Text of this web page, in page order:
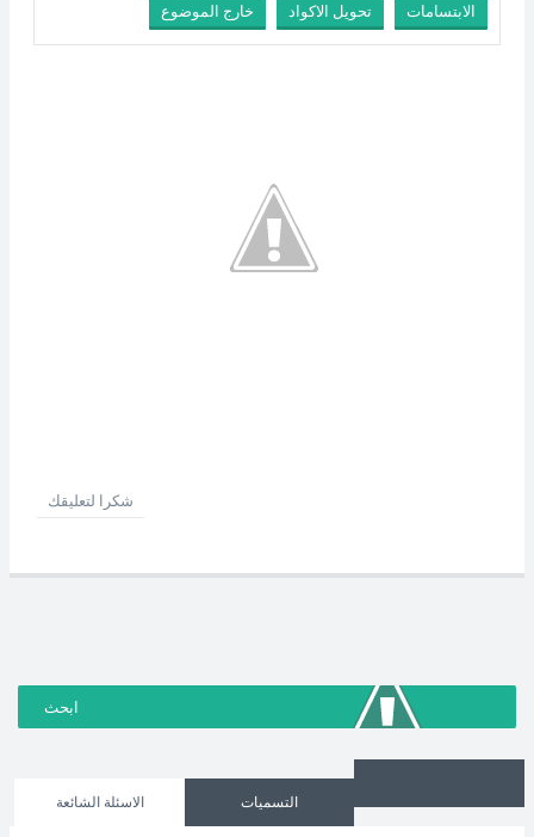
خارج الموضوع تحويل الاكواد الابتسامات
شكرا لتعليقك
الاسئلة الشائعة التسميات